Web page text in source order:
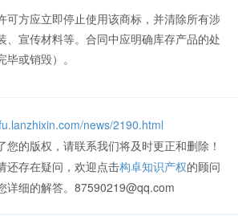
方应立即停止使用该商标，并清除所有涉
、宣传材料等。合同中应明确库存产品的处
或销毁）。
news/2190.html
您的版权，请联系我们将及时更正和删除！
还存在疑问，欢迎点击构卓知识产权的顾问
详细的解答。87590219@qq.com